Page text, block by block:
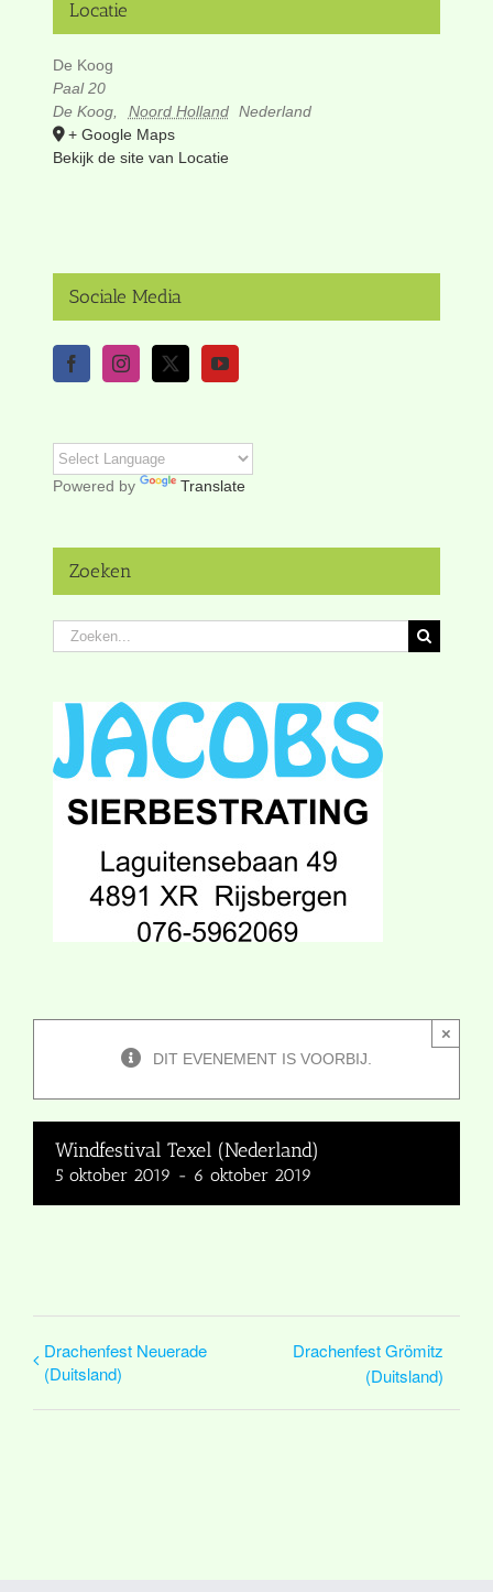
DIT EVENEMENT IS VOORBIJ.
×
Windfestival Texel (Nederland)
5 oktober 2019 - 6 oktober 2019
Drachenfest Neuerade
(Duitsland)
Drachenfest Grömitz
(Duitsland)
Locatie
De Koog
Paal 20
De Koog, Noord Holland Nederland
+ Google Maps
Bekijk de site van Locatie
Sociale Media
Powered by Translate
Zoeken
Zoeken
naar: